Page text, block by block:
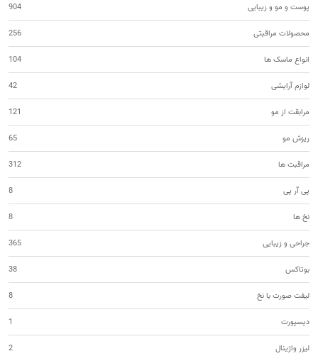
پوست و مو و زیبایی 904
محصولات مراقبتی 256
انواع ماسک ها 104
لوازم آرایشی 42
مرابقت از مو 121
ریزش مو 65
مراقبت ها 312
پی آر پی 8
نخ ها 8
جراحی و زیبایی 365
بوتاکس 38
لیفت صورت با نخ 8
دیسپورت 1
لیزر واژینال 2